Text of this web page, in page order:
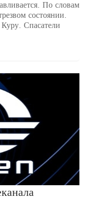
По словам
состоянии.
Спасатели